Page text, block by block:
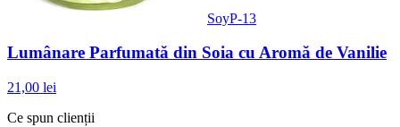
SoyP-13
Lumânare Parfumată din Soia cu Aromă de Vanilie
21,00 lei
Ce spun clienții